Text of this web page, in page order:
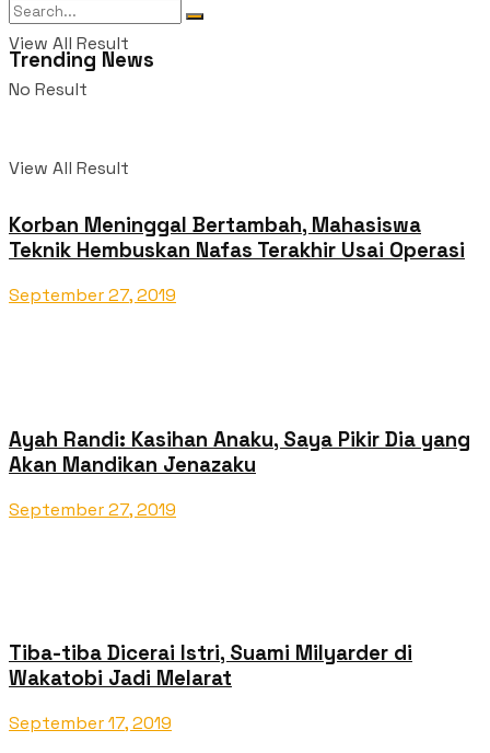
No Result
View All Result
View All Result
Trending News
Korban Meninggal Bertambah, Mahasiswa
Teknik Hembuskan Nafas Terakhir Usai Operasi
September 27, 2019
Ayah Randi: Kasihan Anaku, Saya Pikir Dia yang
Akan Mandikan Jenazaku
September 27, 2019
Tiba-tiba Dicerai Istri, Suami Milyarder di
Wakatobi Jadi Melarat
September 17, 2019